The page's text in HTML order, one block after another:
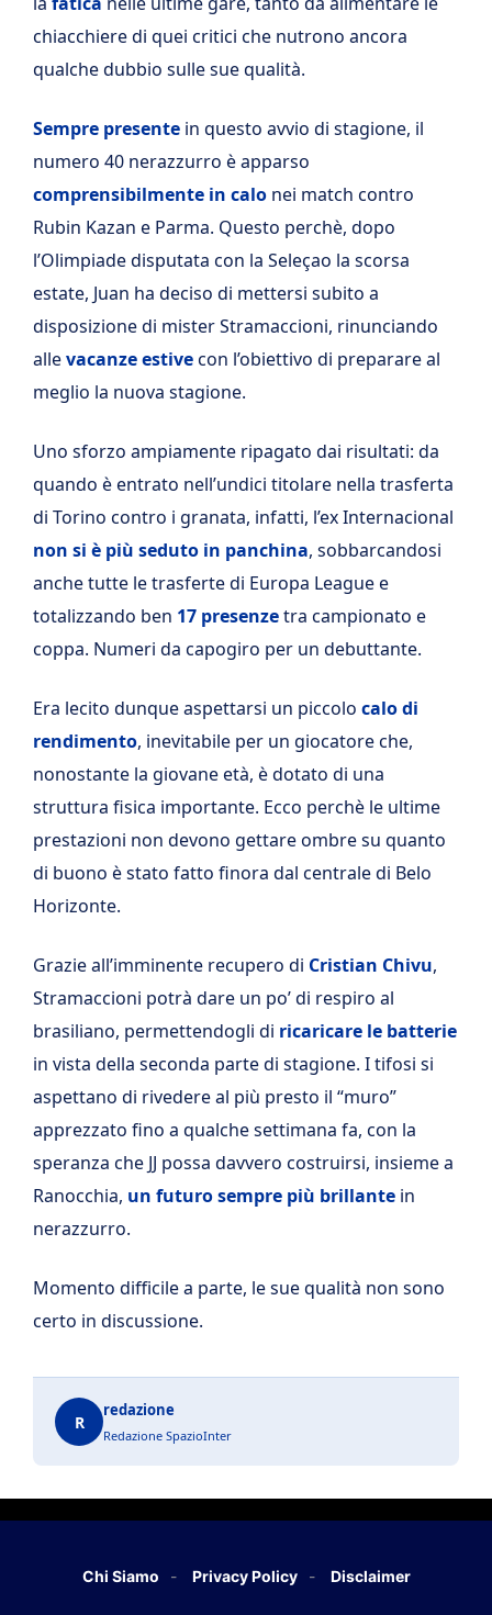
chiacchiere di quei critici che nutrono ancora
qualche dubbio sulle sue qualità.
Sempre presente in questo avvio di stagione, il
numero 40 nerazzurro è apparso
comprensibilmente in calo nei match contro
Rubin Kazan e Parma. Questo perchè, dopo
l’Olimpiade disputata con la Seleçao la scorsa
estate, Juan ha deciso di mettersi subito a
disposizione di mister Stramaccioni, rinunciando
allevacanze estivecon l’obiettivo di preparare al
meglio la nuova stagione.
Uno sforzo ampiamente ripagato dai risultati: da
quando è entrato nell’undici titolare nella trasferta
di Torino contro i granata, infatti, l’ex Internacional
non si è più seduto in panchina, sobbarcandosi
anche tutte le trasferte di Europa League e
totalizzando ben 17 presenzetra campionato e
coppa. Numeri da capogiro per un debuttante.
Era lecito dunque aspettarsi un piccolo calo di
rendimento, inevitabile per un giocatore che,
nonostante la giovane età, è dotato di una
struttura fisica importante. Ecco perchè le ultime
prestazioni non devono gettare ombre su quanto
di buono è stato fatto finora dal centrale di Belo
Horizonte.
Grazie all’imminente recupero di Cristian Chivu,
Stramaccioni potrà dare un po’ di respiro al
brasiliano, permettendogli di ricaricare le batterie
in vista della seconda parte di stagione. I tifosi si
aspettano di rivedere al più presto il “muro”
apprezzato fino a qualche settimana fa, con la
speranza che JJ possa davvero costruirsi, insieme a
Ranocchia, un futuro sempre più brillante in
nerazzurro.
Momento difficile a parte, le sue qualità non sono
certo in discussione.
R
redazione
Redazione SpazioInter
Chi Siamo Privacy Policy Disclaimer